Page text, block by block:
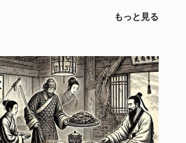
もっと見る